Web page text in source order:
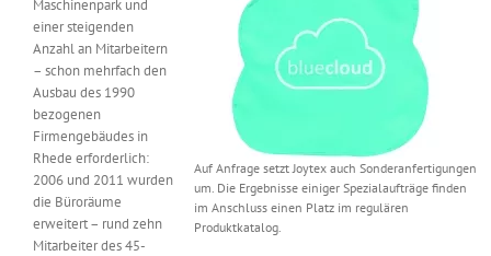
Auf Anfrage setzt Joytex auch Sonderanfertigungen
um. Die Ergebnisse einiger Spezialaufträge finden
im Anschluss einen Platz im regulären
Produktkatalog.
Maschinenpark und
einer steigenden
Anzahl an Mitarbeitern
– schon mehrfach den
Ausbau des 1990
bezogenen
Firmengebäudes in
Rhede erforderlich:
2006 und 2011 wurden
die Büroräume
erweitert – rund zehn
Mitarbeiter des 45-